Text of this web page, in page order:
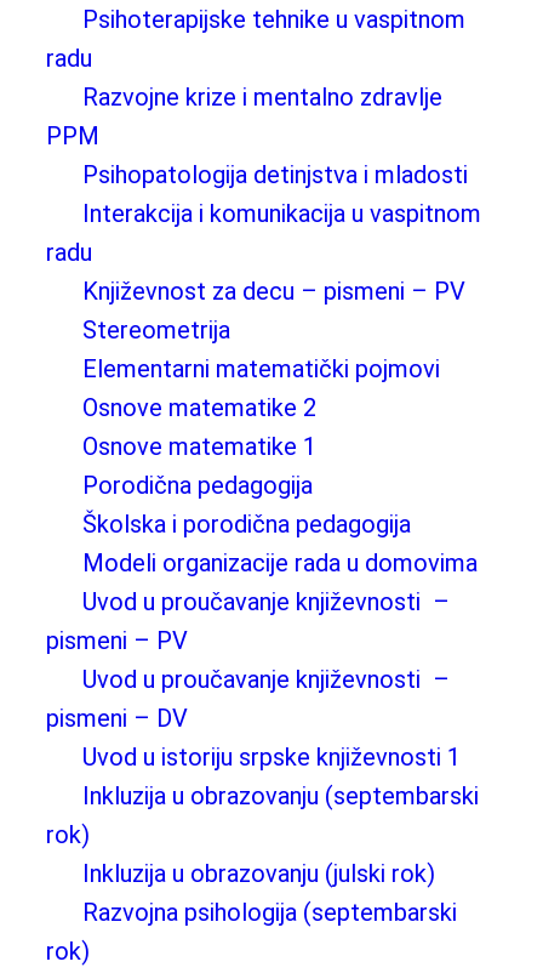
Psihoterapijske tehnike u vaspitnom
radu
Razvojne krize i mentalno zdravlje
PPM
Psihopatologija detinjstva i mladosti
Interakcija i komunikacija u vaspitnom
radu
Književnost za decu – pismeni – PV
Stereometrija
Elementarni matematički pojmovi
Osnove matematike 2
Osnove matematike 1
Porodična pedagogija
Školska i porodična pedagogija
Modeli organizacije rada u domovima
Uvod u proučavanje književnosti –
pismeni – PV
Uvod u proučavanje književnosti –
pismeni – DV
Uvod u istoriju srpske književnosti 1
Inkluzija u obrazovanju (septembarski
rok)
Inkluzija u obrazovanju (julski rok)
Razvojna psihologija (septembarski
rok)